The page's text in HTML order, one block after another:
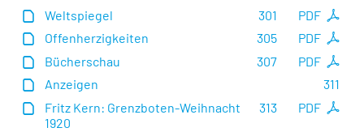
PDF
301
Weltspiegel
PDF
305
Offenherzigkeiten
PDF
307
Bücherschau
311
Anzeigen
PDF
313
Fritz Kern: Grenzboten-Weihnacht
1920